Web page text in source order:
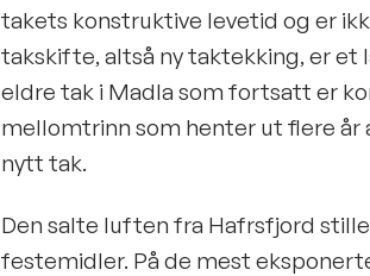
takets konstruktive levetid og er
takskifte, altså ny taktekking, er et
eldre tak i Madla som fortsatt er
mellomtrinn som henter ut flere
nytt tak.
Den salte luften fra Hafrsfjord
festemidler. På de mest